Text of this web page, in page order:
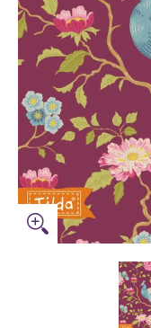
Tilda Chic Escape